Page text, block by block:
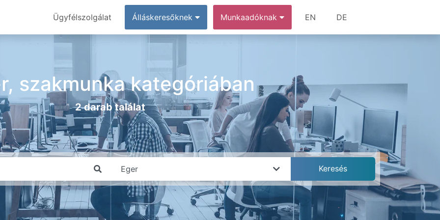
Ügyfélszolgálat Álláskeresőknek Munkaadóknak EN DE
szakmunka kategóriában
2 darab találat